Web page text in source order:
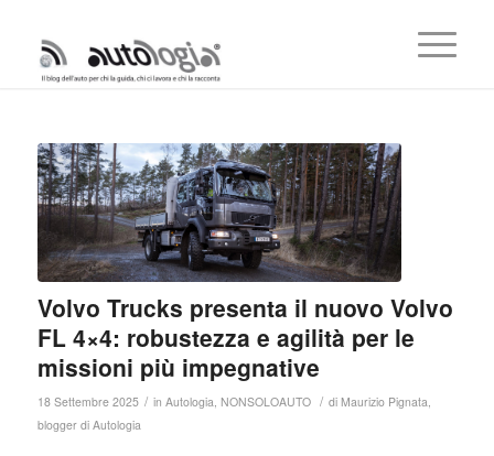
Volvo Trucks presenta il nuovo Volvo
FL 4×4: robustezza e agilità per le
missioni più impegnative
18 Settembre 2025 / in Autologia NONSOLOAUTO / di Maurizio Pignata,
blogger di Autologia